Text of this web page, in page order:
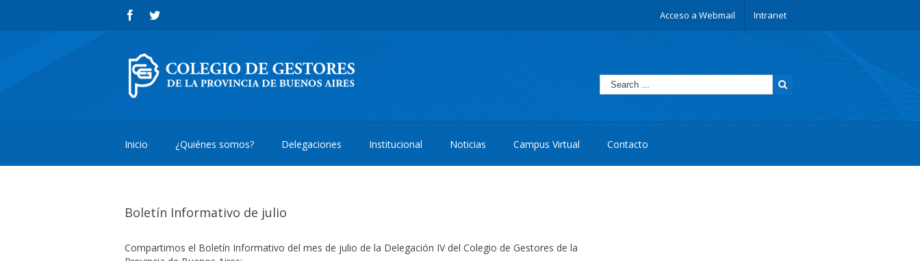
Acceso a Webmail Intranet
Inicio ¿Quiénes somos? Delegaciones Institucional Noticias Campus Virtual Contacto
Boletín Informativo de julio
Compartimos el Boletín Informativo del mes de julio de la Delegación IV del Colegio de Gestores de la